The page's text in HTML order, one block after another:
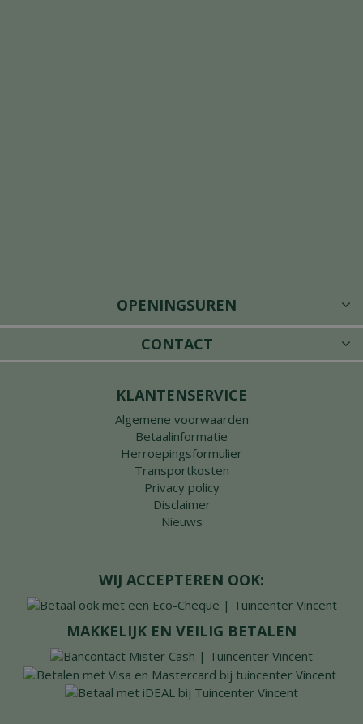
OPENINGSUREN
CONTACT
KLANTENSERVICE
Algemene voorwaarden
Betaalinformatie
Herroepingsformulier
Transportkosten
Privacy policy
Disclaimer
Nieuws
WIJ ACCEPTEREN OOK:
MAKKELIJK EN VEILIG BETALEN